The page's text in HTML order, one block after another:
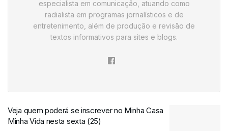
especialista em comunicação, atuando como
radialista em programas jornalísticos e de
entretenimento, além de produção e revisão de
textos informativos para sites e blogs.
Veja quem poderá se inscrever no Minha Casa
Minha Vida nesta sexta (25)